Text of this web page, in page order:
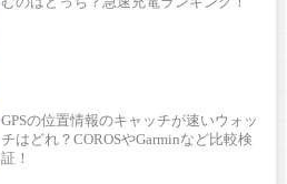
GPSの位置情報のキャッチが速いウォッ
チはどれ？COROSやGarminなど比較検
証！